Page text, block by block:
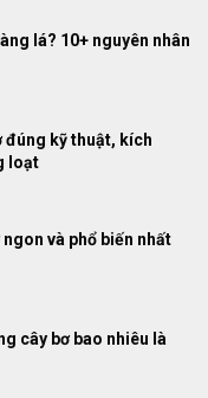
lá? 10+ nguyên nhân
đúng kỹ thuật, kích
loạt
và phổ biến nhất
cây bơ bao nhiêu là